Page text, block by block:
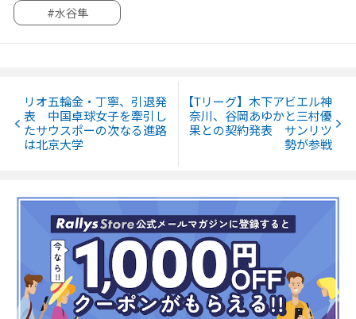
#水谷隼
リオ五輪金・丁寧、引退発
表 中国卓球女子を牽引し
たサウスポーの次なる進路
は北京大学
【Tリーグ】木下アビエル神
奈川、谷岡あゆかと三村優
果との契約発表 サンリツ
勢が参戦